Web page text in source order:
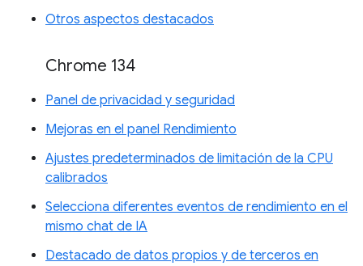
Otros aspectos destacados
Chrome 134
Panel de privacidad y seguridad
Mejoras en el panel Rendimiento
Ajustes predeterminados de limitación de la CPU
calibrados
Selecciona diferentes eventos de rendimiento en el
mismo chat de IA
Destacado de datos propios y de terceros en